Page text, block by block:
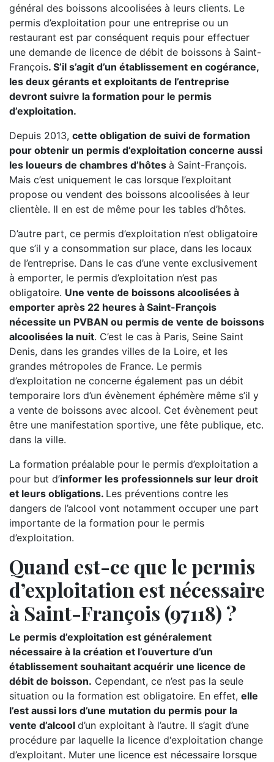
général des boissons alcoolisées à leurs clients. Le
permis d’exploitation pour une entreprise ou un
restaurant est par conséquent requis pour effectuer
une demande de licence de débit de boissons à Saint-
François. S’il s’agit d’un établissement en cogérance,
les deux gérants et exploitants de l’entreprise
devront suivre la formation pour le permis
d’exploitation.
Depuis 2013, cette obligation de suivi de formation
pour obtenir un permis d’exploitation concerne aussi
les loueurs de chambres d’hôtes à Saint-François.
Mais c’est uniquement le cas lorsque l’exploitant
propose ou vendent des boissons alcoolisées à leur
clientèle. Il en est de même pour les tables d’hôtes.
D’autre part, ce permis d’exploitation n’est obligatoire
que s’il y a consommation sur place, dans les locaux
de l’entreprise. Dans le cas d’une vente exclusivement
à emporter, le permis d’exploitation n’est pas
obligatoire. Une vente de boissons alcoolisées à
emporter après 22 heures à Saint-François
nécessite un PVBAN ou permis de vente de boissons
alcoolisées la nuit. C’est le cas à Paris, Seine Saint
Denis, dans les grandes villes de la Loire, et les
grandes métropoles de France. Le permis
d’exploitation ne concerne également pas un débit
temporaire lors d’un évènement éphémère même s’il y
a vente de boissons avec alcool. Cet évènement peut
être une manifestation sportive, une fête publique, etc.
dans la ville.
La formation préalable pour le permis d’exploitation a
pour but d’informer les professionnels sur leur droit
et leurs obligations. Les préventions contre les
dangers de l’alcool vont notamment occuper une part
importante de la formation pour le permis
d’exploitation.
Quand est-ce que le permis
d’exploitation est nécessaire
à Saint-François (97118) ?
Le permis d’exploitation est généralement
nécessaire à la création et l’ouverture d’un
établissement souhaitant acquérir une licence de
débit de boisson. Cependant, ce n’est pas la seule
situation ou la formation est obligatoire. En effet, elle
l’est aussi lors d’une mutation du permis pour la
vente d’alcool d’un exploitant à l’autre. Il s’agit d’une
procédure par laquelle la licence d‘exploitation change
d’exploitant. Muter une licence est nécessaire lorsque